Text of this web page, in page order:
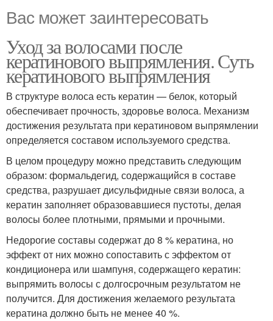
Вас может заинтересовать
Уход за волосами после
кератинового выпрямления. Суть
кератинового выпрямления
В структуре волоса есть кератин — белок, который
обеспечивает прочность, здоровье волоса. Механизм
достижения результата при кератиновом выпрямлении
определяется составом используемого средства.
В целом процедуру можно представить следующим
образом: формальдегид, содержащийся в составе
средства, разрушает дисульфидные связи волоса, а
кератин заполняет образовавшиеся пустоты, делая
волосы более плотными, прямыми и прочными.
Недорогие составы содержат до 8 % кератина, но
эффект от них можно сопоставить с эффектом от
кондиционера или шампуня, содержащего кератин:
выпрямить волосы с долгосрочным результатом не
получится. Для достижения желаемого результата
кератина должно быть не менее 40 %.